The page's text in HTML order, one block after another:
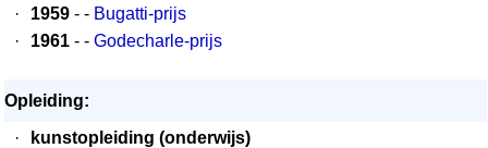
·
1959 - - Bugatti-prijs
·
1961 - - Godecharle-prijs
Opleiding:
·
kunstopleiding (onderwijs)